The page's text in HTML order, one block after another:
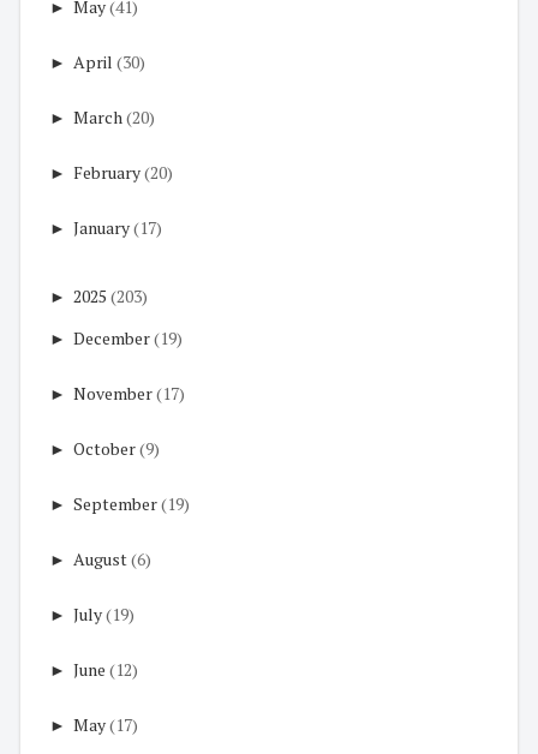
► May(41)
► April (30)
► March(20)
► February(20)
► January(17)
► 2025 (203)
► December(19)
► November(17)
► October(9)
► September(19)
► August(6)
► July(19)
► June (12)
► May(17)